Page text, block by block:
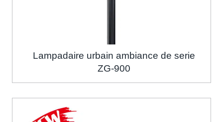
Lampadaire urbain ambiance de serie
ZG-900